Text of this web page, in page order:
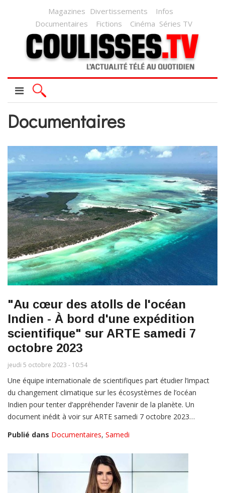
Magazines Divertissements
Infos
Documentaires
Fictions Cinéma Séries TV
Documentaires
"Au cœur des atolls de l'océan
Indien - À bord d'une expédition
scientifique" sur ARTE samedi 7
octobre 2023
jeudi 5 octobre 2023 - 10:54
Une équipe internationale de scientifiques part étudier l’impact
du changement climatique sur les écosystèmes de l’océan
Indien pour tenter d’appréhender l’avenir de la planète. Un
document inédit à voir sur ARTE samedi 7 octobre 2023…
Publié dans Documentaires, Samedi